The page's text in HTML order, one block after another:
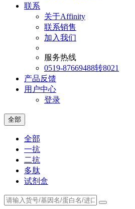
联系
关于Affinity
联系销售
加入我们
服务热线
0519-87669488转8021
产品反馈
用户中心
登录
全部
全部
一抗
二抗
多肽
试剂盒